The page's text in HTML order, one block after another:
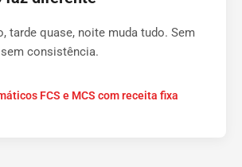
tarde quase, noite muda tudo. Sem
consistência.
FCS e MCS com receita fixa